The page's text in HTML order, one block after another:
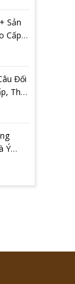
Sản
Cấp
Đối
Thờ
Ý